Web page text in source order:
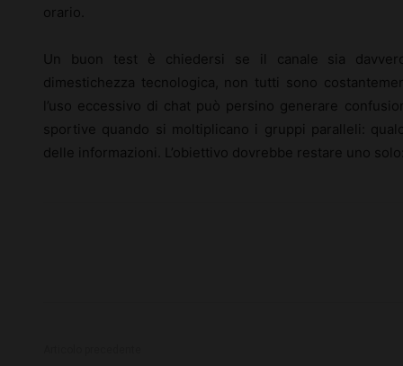
orario.
Un buon test è chiedersi se il canale sia
dimestichezza tecnologica, non tutti sono
l’uso eccessivo di chat può persino generare
sportive quando si moltiplicano i gruppi paralleli:
delle informazioni. L’obiettivo dovrebbe restare uno